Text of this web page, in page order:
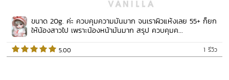
ขนาด 20g. ค่ะ ควบคุมความมันมาก จนเราผิวแห้งเลย 55+ ก็ยก
ให้น้องสาวไป เพราะน้องหน้ามันมาก สรุป ควบคุมค...
1 รีวิว
5.00